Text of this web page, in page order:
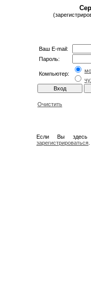
Ваш E-mail:
Пароль:
Компьютер:
Очистить
Если Вы
зарегистрироваться